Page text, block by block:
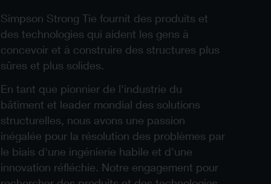
Simpson Strong Tie fournit des produits et
des technologies qui aident les gens à
concevoir et à construire des structures plus
sûres et plus solides.
En tant que pionnier de l'industrie du
bâtiment et leader mondial des solutions
structurelles, nous avons une passion
inégalée pour la résolution des problèmes par
le biais d'une ingénierie habile et d'une
innovation réfléchie. Notre engagement pour